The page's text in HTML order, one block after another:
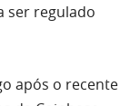
ser regulado
após o recente